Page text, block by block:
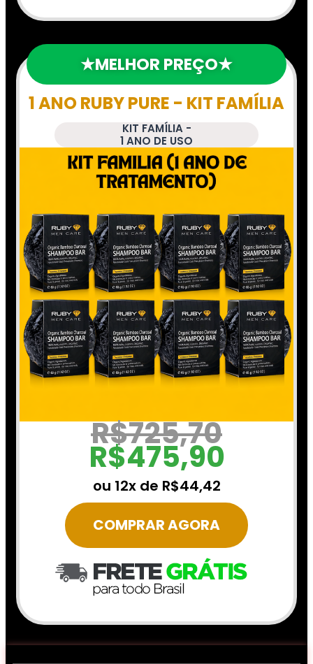
★MELHOR PREÇO★
1 ANO RUBY PURE - KIT FAMÍLIA
KIT FAMÍLIA -
1 ANO DE USO
R$725,70
R$475,90
ou 12x de R$44,42
COMPRAR AGORA